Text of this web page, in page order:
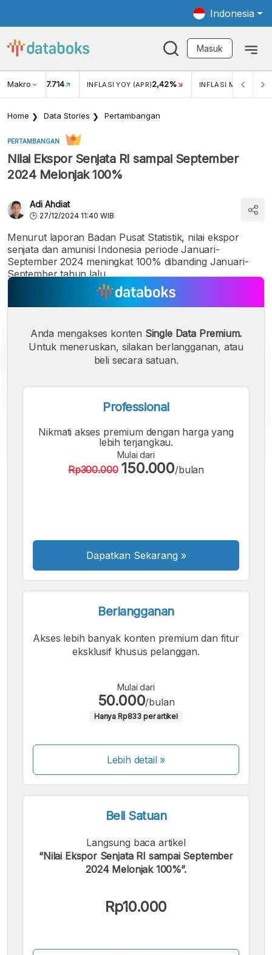
Indonesia
Masuk
Makro
USD/IDR 17.714 INFLASI YOY (APR)2,42% INFLASI MOM (APR)
Home Data Stories Pertambangan
PERTAMBANGAN
Nilai Ekspor Senjata RI sampai September
2024 Melonjak 100%
Adi Ahdiat
27/12/2024 11:40 WIB
Menurut laporan Badan Pusat Statistik, nilai ekspor
senjata dan amunisi Indonesia periode Januari-
September 2024 meningkat 100% dibanding Januari-
September tahun lalu.
A A A
Anda mengakses konten Single Data Premium.
Untuk meneruskan, silakan berlangganan, atau
beli secara satuan.
Professional
Nikmati akses premium dengan harga yang
lebih terjangkau.
Mulai dari
Rp300.000 150.000/bulan
Dapatkan Sekarang »
Berlangganan
Akses lebih banyak konten premium dan fitur
eksklusif khusus pelanggan.
Mulai dari
50.000/bulan
Hanya Rp833 per artikel
Lebih detail »
Beli Satuan
Langsung baca artikel
“Nilai Ekspor Senjata RI sampai September
2024 Melonjak 100%”.
Rp10.000
Kami menerima pembayaran berikut: